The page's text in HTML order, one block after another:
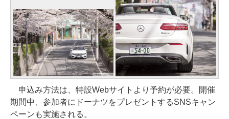
申込み方法は、特設Webサイトより予約が必要。開催
期間中、参加者にドーナツをプレゼントするSNSキャン
ペーンも実施される。